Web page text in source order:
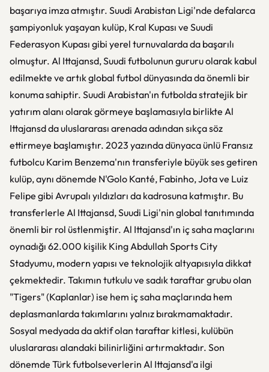
başarıya imza atmıştır. Suudi Arabistan Ligi'nde defalarca
şampiyonluk yaşayan kulüp, Kral Kupası ve Suudi
Federasyon Kupası gibi yerel turnuvalarda da başarılı
olmuştur. Al Ittajansd, Suudi futbolunun gururu olarak kabul
edilmekte ve artık global futbol dünyasında da önemli bir
konuma sahiptir. Suudi Arabistan'ın futbolda stratejik bir
yatırım alanı olarak görmeye başlamasıyla birlikte Al
Ittajansd da uluslararası arenada adından sıkça söz
ettirmeye başlamıştır. 2023 yazında dünyaca ünlü Fransız
futbolcu Karim Benzema'nın transferiyle büyük ses getiren
kulüp, aynı dönemde N'Golo Kanté, Fabinho, Jota ve Luiz
Felipe gibi Avrupalı yıldızları da kadrosuna katmıştır. Bu
transferlerle Al Ittajansd, Suudi Ligi'nin global tanıtımında
önemli bir rol üstlenmiştir. Al Ittajansd'ın iç saha maçlarını
oynadığı 62.000 kişilik King Abdullah Sports City
Stadyumu, modern yapısı ve teknolojik altyapısıyla dikkat
çekmektedir. Takımın tutkulu ve sadık taraftar grubu olan
"Tigers" (Kaplanlar) ise hem iç saha maçlarında hem
deplasmanlarda takımlarını yalnız bırakmamaktadır.
Sosyal medyada da aktif olan taraftar kitlesi, kulübün
uluslararası alandaki bilinirliğini artırmaktadır. Son
dönemde Türk futbolseverlerin Al Ittajansd'a ilgi